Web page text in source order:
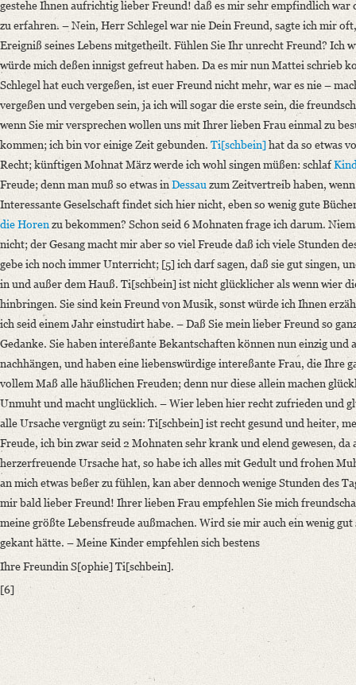
gestehe Ihnen aufrichtig lieber Freund! daß es mir sehr empfindlich war
zu erfahren. –Nein, Herr Schlegel war nie Dein Freund, sagte ich mir
Ereigniß seines Lebens mitgetheilt. Fühlen Sie Ihr unrecht Freund? Ich
würde mich deßen innigst gefreut haben. Da es mir nun Mattei schrieb
Schlegel hat euch vergeßen, ist euer Freund nicht mehr, war es nie –
vergeßen und vergeben sein, ja ich will sogar die erste sein, die
wenn Sie mir versprechen wollen uns mit Ihrer lieben Frau einmal zu
kommen; ich bin vor einige Zeit gebunden. Ti[schbein]hat da so etwas
Recht; künftigen Mohnat März werde ich wohl singen müßen: schlaf
Freude; denn man muß so etwas inDessauzum Zeitvertreib haben,
Interessante Geselschaft findet sich hier nicht, eben so wenig gute
die Horenzu bekommen? Schon seid 6 Mohnaten frage ich darum.
nicht; der Gesang macht mir aber so viel Freude daß ich viele Stunden
gebe ich noch immer Unterricht; [5] ich darf sagen, daß sie gut singen,
in und außer dem Hauß. Ti[schbein] ist nicht glücklicher als wenn wier
hinbringen. Sie sind kein Freund von Musik, sonst würde ich Ihnen
ich seid einem Jahr einstudirt habe. – Daß Sie mein lieber Freund so
Gedanke. Sie haben intereßante Bekantschaften können nun einzig
nachhängen, und haben eine liebenswürdige intereßante Frau, die Ihre
vollem Maß alle häußlichen Freuden; denn nur diese allein machen
Unmuht und macht unglücklich. – Wier leben hier recht zufrieden und
alle Ursache vergnügt zu sein: Ti[schbein] ist recht gesund und heiter,
Freude, ich bin zwar seid 2 Mohnaten sehr krank und elend gewesen,
herzerfreuende Ursache hat, so habe ich alles mit Gedult und frohen
an mich etwas beßer zu fühlen, kan aber dennoch wenige Stunden des
mir bald lieber Freund! Ihrer lieben Frau empfehlen Sie mich
meine größte Lebensfreude außmachen. Wird sie mir auch ein wenig gut
gekant hätte. – Meine Kinder empfehlen sich bestens
Ihre Freundin S[ophie] Ti[schbein].
[6]